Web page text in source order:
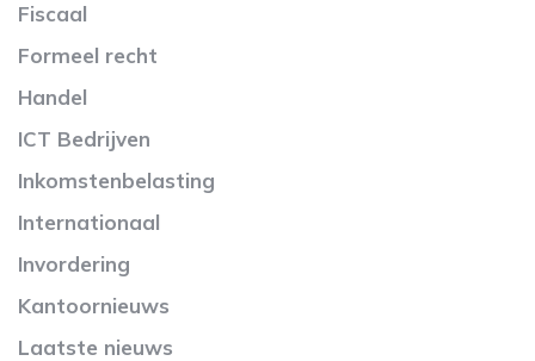
Fiscaal
Formeel recht
Handel
ICT Bedrijven
Inkomstenbelasting
Internationaal
Invordering
Kantoornieuws
Laatste nieuws